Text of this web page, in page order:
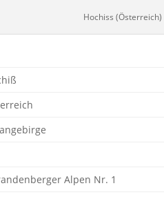
Hochiss (Österreich)
Alpen Nr. 1